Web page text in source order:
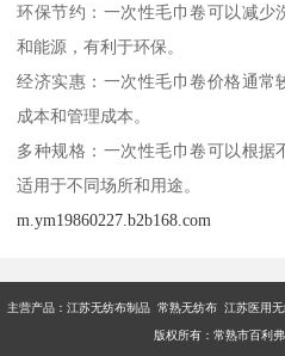
环保节约：一次性毛巾卷可以减少
和能源，有利于环保。
经济实惠：一次性毛巾卷价格通常
成本和管理成本。
多种规格：一次性毛巾卷可以根据
适用于不同场所和用途。
m.ym19860227.b2b168.com
主营产品：江苏无纺布制品 常熟无纺布 江苏医用
版权所有：常熟市百利